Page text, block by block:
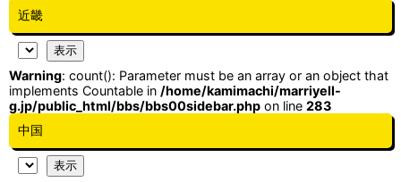
近畿
Warning: count(): Parameter must be an array or an object that
implements Countable in /home/kamimachi/marriyell-
g.jp/public_html/bbs/bbs00sidebar.php on line 283
中国